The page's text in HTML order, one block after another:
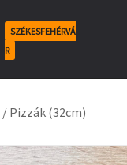
SZÉKESFEHÉRVÁ
R
/ Pizzák (32cm)